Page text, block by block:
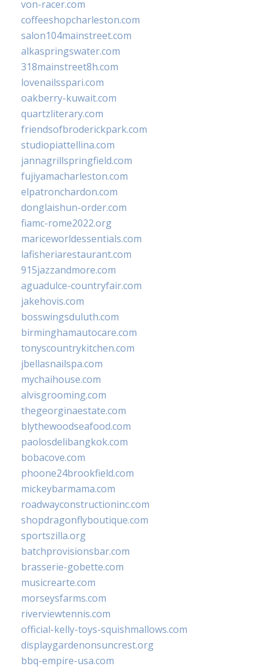
von-racer.com
coffeeshopcharleston.com
salon104mainstreet.com
alkaspringswater.com
318mainstreet8h.com
lovenailsspari.com
oakberry-kuwait.com
quartzliterary.com
friendsofbroderickpark.com
studiopiattellina.com
jannagrillspringfield.com
fujiyamacharleston.com
elpatronchardon.com
donglaishun-order.com
fiamc-rome2022.org
mariceworldessentials.com
lafisheriarestaurant.com
915jazzandmore.com
aguadulce-countryfair.com
jakehovis.com
bosswingsduluth.com
birminghamautocare.com
tonyscountrykitchen.com
jbellasnailspa.com
mychaihouse.com
alvisgrooming.com
thegeorginaestate.com
blythewoodseafood.com
paolosdelibangkok.com
bobacove.com
phoone24brookfield.com
mickeybarmama.com
roadwayconstructioninc.com
shopdragonflyboutique.com
sportszilla.org
batchprovisionsbar.com
brasserie-gobette.com
musicrearte.com
morseysfarms.com
riverviewtennis.com
official-kelly-toys-squishmallows.com
displaygardenonsuncrest.org
bbq-empire-usa.com